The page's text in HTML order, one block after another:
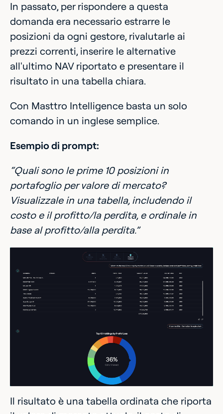
In passato, per rispondere a questa
domanda era necessario estrarre le
posizioni da ogni gestore, rivalutarle ai
prezzi correnti, inserire le alternative
all'ultimo NAV riportato e presentare il
risultato in una tabella chiara.
Con Masttro Intelligence basta un solo
comando in un inglese semplice.
Esempio di prompt:
“Quali sono le prime 10 posizioni in
portafoglio per valore di mercato?
Visualizzale in una tabella, includendo il
costo e il profitto/la perdita, e ordinale in
base al profitto/alla perdita.”
Il risultato è una tabella ordinata che riporta